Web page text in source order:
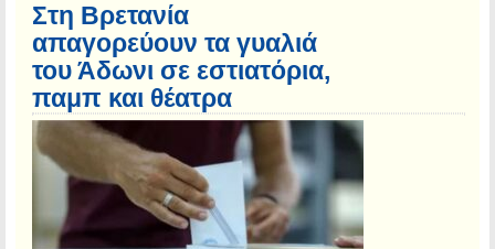
Στη Βρετανία
απαγορεύουν τα γυαλιά
του Άδωνι σε εστιατόρια,
παμπ και θέατρα